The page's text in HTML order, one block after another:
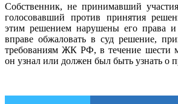
Собственник, не принимавший
голосовавший против принятия
этим решением нарушены его права и
вправе обжаловать в суд решение,
требованиям ЖК РФ, в течение шести
он узнал или должен был быть узнать о